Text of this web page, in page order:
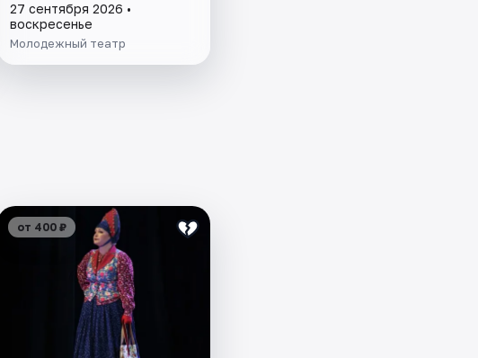
27 сентября 2026 •
воскресенье
Молодежный театр
от 400 ₽